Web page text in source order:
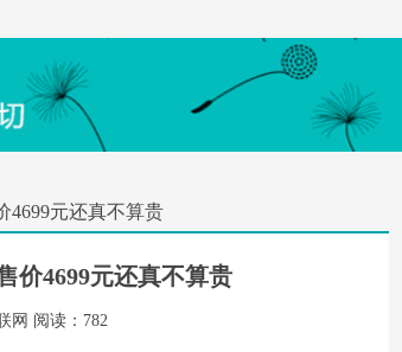
4699元还真不算贵
价4699元还真不算贵
网 阅读：782